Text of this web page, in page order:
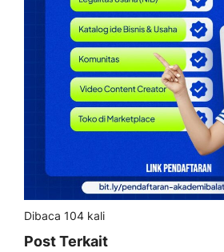
Dibaca 104 kali
Post Terkait